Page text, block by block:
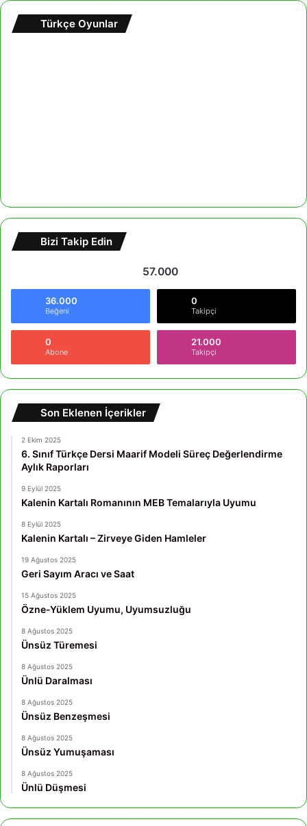
Türkçe Oyunlar
Bizi Takip Edin
57.000
36.000
Beğeni
0
Takipçi
0
Abone
21.000
Takipçi
Son Eklenen İçerikler
2 Ekim 2025
6. Sınıf Türkçe Dersi Maarif Modeli Süreç Değerlendirme
Aylık Raporları
9 Eylül 2025
Kalenin Kartalı Romanının MEB Temalarıyla Uyumu
8 Eylül 2025
Kalenin Kartalı – Zirveye Giden Hamleler
19 Ağustos 2025
Geri Sayım Aracı ve Saat
15 Ağustos 2025
Özne-Yüklem Uyumu, Uyumsuzluğu
8 Ağustos 2025
Ünsüz Türemesi
8 Ağustos 2025
Ünlü Daralması
8 Ağustos 2025
Ünsüz Benzeşmesi
8 Ağustos 2025
Ünsüz Yumuşaması
8 Ağustos 2025
Ünlü Düşmesi